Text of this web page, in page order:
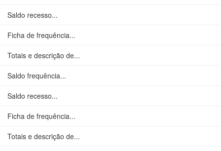
Saldo recesso...
Ficha de frequência...
Totais e descrição de...
Saldo frequência...
Saldo recesso...
Ficha de frequência...
Totais e descrição de...